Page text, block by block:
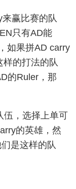
赢比赛的队
只有AD能
如果拼AD carry
样的打法的队
的Ruler，那
伍，选择上单可
的英雄，然
是这样的队